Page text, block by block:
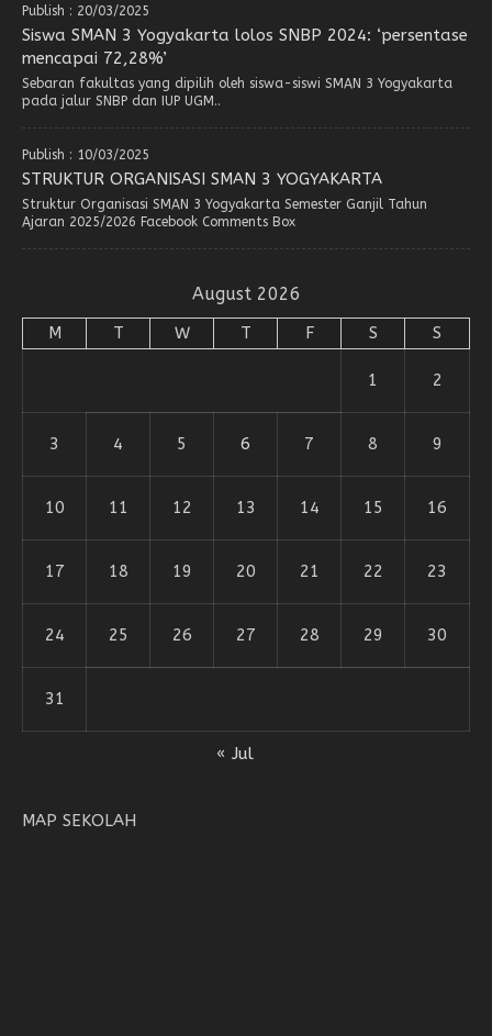
Publish : 20/03/2025
Siswa SMAN 3 Yogyakarta lolos SNBP 2024: ‘persentase
mencapai 72,28%’
Sebaran fakultas yang dipilih oleh siswa-siswi SMAN 3 Yogyakarta
pada jalur SNBP dan IUP UGM..
Publish : 10/03/2025
STRUKTUR ORGANISASI SMAN 3 YOGYAKARTA
Struktur Organisasi SMAN 3 Yogyakarta Semester Ganjil Tahun
Ajaran 2025/2026 Facebook Comments Box
August 2026
M T W T F S S
1 2
3 4 5 6 7 8 9
10 11 12 13 14 15 16
17 18 19 20 21 22 23
24 25 26 27 28 29 30
31
« Jul
MAP SEKOLAH